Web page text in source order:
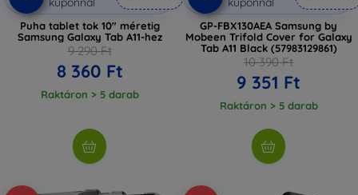
Puha tablet tok 10" méretig
Samsung Galaxy Tab A11-hez
9 290 Ft
8 360 Ft
Raktáron > 5 darab
GP-FBX130AEA Samsung by
Mobeen Trifold Cover for Galaxy
Tab A11 Black (57983129861)
10 390 Ft
9 351 Ft
Raktáron > 5 darab